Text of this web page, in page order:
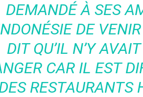
DEMANDÉ À SES
DE
DIT QU’IL N’Y
CAR IL EST
RESTAURANTS